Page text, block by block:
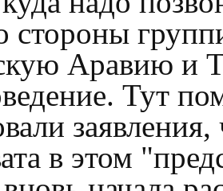
стороны
Аравию и
Тут
в этом